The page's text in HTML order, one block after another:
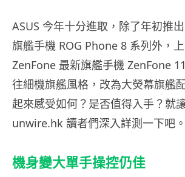
ASUS 今年十分進取，除了年初推
旗艦手機 ROG Phone 8 系列外，
ZenFone 最新旗艦手機 ZenFone
往細機旗艦風格，改為大熒幕旗艦
起來感受如何？是否值得入手？就
unwire.hk 讀者們深入詳測一下吧。
機身變大單手操控仍佳